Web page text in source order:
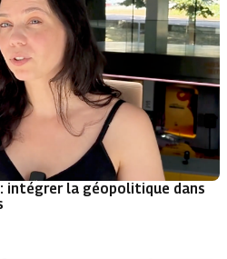
intégrer la géopolitique dans